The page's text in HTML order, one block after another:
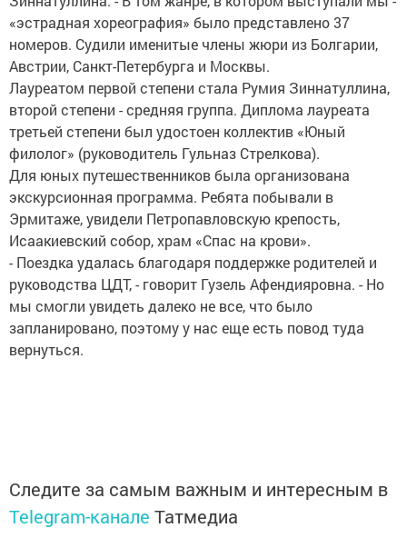
«эстрадная хореография» было представлено 37
номеров. Судили именитые члены жюри из Болгарии,
Австрии, Санкт-Петербурга и Москвы.
Лауреатом первой степени стала Румия Зиннатуллина,
второй степени - средняя группа. Диплома лауреата
третьей степени был удостоен коллектив «Юный
филолог» (руководитель Гульназ Стрелкова).
Для юных путешественников была организована
экскурсионная программа. Ребята побывали в
Эрмитаже, увидели Петропавловскую крепость,
Исаакиевский собор, храм «Спас на крови».
- Поездка удалась благодаря поддержке родителей и
руководства ЦДТ, - говорит Гузель Афендияровна. - Но
мы смогли увидеть далеко не все, что было
запланировано, поэтому у нас еще есть повод туда
вернуться.
Следите за самым важным и интересным в
Telegram-канале Татмедиа